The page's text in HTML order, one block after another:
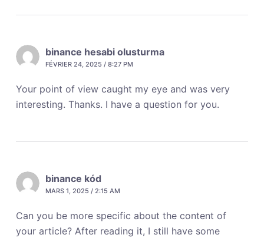
binance hesabi olusturma
FÉVRIER 24, 2025 / 8:27 PM
Your point of view caught my eye and was very
interesting. Thanks. I have a question for you.
binance kód
MARS 1, 2025 / 2:15 AM
Can you be more specific about the content of
your article? After reading it, I still have some